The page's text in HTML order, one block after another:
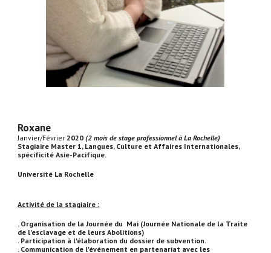
Roxane
Janvier/Février 2020(2 mois de stage professionnel à La Rochelle)
Stagiaire Master 1, Langues, Culture et Affaires Internationales,
spécificité Asie-Pacifique.
Université La Rochelle
Activité de la stagiaire :
. Organisation de la Journée du Mai (Journée Nationale de la Traite
de l'esclavage et de leurs Abolitions)
. Participation à l'élaboration du dossier de subvention.
. Communication de l'événement en partenariat avec les